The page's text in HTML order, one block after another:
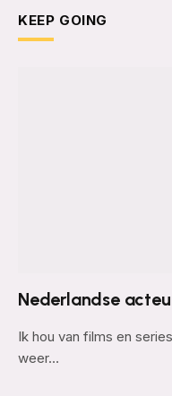
KEEP GOING
Nederlandse
Ik hou van films en
weer…